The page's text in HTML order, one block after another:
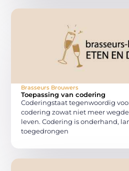
Brasseurs Brouwers
Toepassing van codering
Coderingstaat tegenwoordig
codering zowat niet meer
leven. Codering is onderhand,
toegedrongen